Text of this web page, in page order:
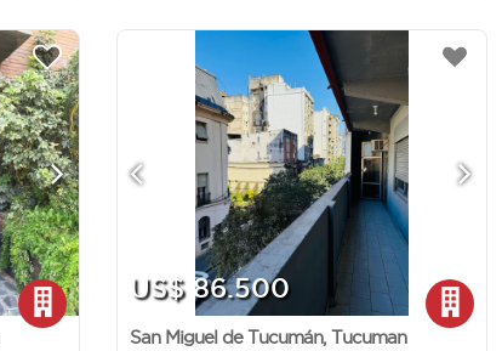
US$ 86.500
San Miguel de Tucumán, Tucuman